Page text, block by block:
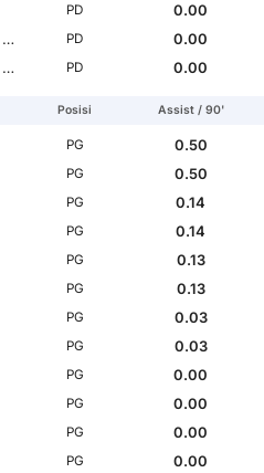
PD
0.00
PD
0.00
PD 0.00
Posisi Assist / 90'
PG
0.50
PG
0.50
PG
0.14
PG
0.14
PG
0.13
PG
0.13
PG
0.03
PG
0.03
PG
0.00
PG
0.00
PG
0.00
PG
0.00